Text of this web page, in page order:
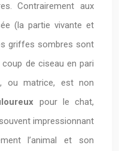
Contrairement aux
(la partie vivante et
griffes sombres sont
de ciseau en pari
ou matrice, est non
pour le chat,
impressionnant
l’animal et son